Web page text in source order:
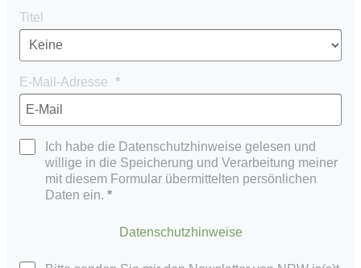
Titel
E-Mail-Adresse
Ich habe die Datenschutzhinweise gelesen und
willige in die Speicherung und Verarbeitung meiner
mit diesem Formular übermittelten persönlichen
Daten ein.
Datenschutzhinweise